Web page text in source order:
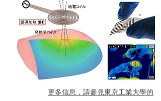
更多信息，請參見東京工業大學的